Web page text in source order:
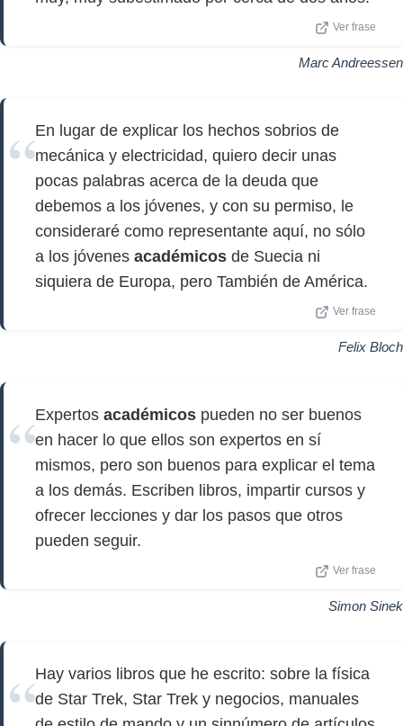
Ver frase
Marc Andreessen
En lugar de explicar los hechos sobrios de
mecánica y electricidad, quiero decir unas
pocas palabras acerca de la deuda que
debemos a los jóvenes, y con su permiso, le
consideraré como representante aquí, no sólo
a los jóvenes académicos de Suecia ni
siquiera de Europa, pero También de América.
Ver frase
Felix Bloch
Expertos académicos pueden no ser buenos
en hacer lo que ellos son expertos en sí
mismos, pero son buenos para explicar el tema
a los demás. Escriben libros, impartir cursos y
ofrecer lecciones y dar los pasos que otros
pueden seguir.
Ver frase
Simon Sinek
Hay varios libros que he escrito: sobre la física
de Star Trek, Star Trek y negocios, manuales